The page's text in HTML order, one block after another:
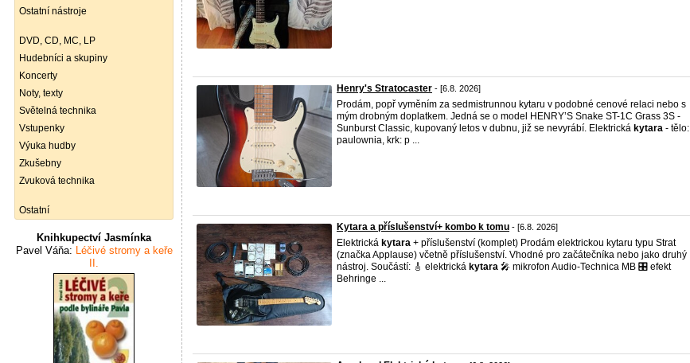
Ostatní nástroje
DVD, CD, MC, LP
Hudebníci a skupiny
Koncerty
Noty, texty
Světelná technika
Vstupenky
Výuka hudby
Zkušebny
Zvuková technika
Ostatní
Knihkupectví Jasmínka
Pavel Váňa: Léčivé stromy a keře
II.
Henry's Stratocaster - [6.8. 2026]
Prodám, popř vyměním za sedmistrunnou kytaru v podobné cenové relaci nebo s
mým drobným doplatkem. Jedná se o model HENRY’S Snake ST-1C Grass 3S -
Sunburst Classic, kupovaný letos v dubnu, již se nevyrábí. Elektrická kytara - tělo:
paulownia, krk: p ...
Kytara a příslušenství+ kombo k tomu - [6.8. 2026]
Elektrická kytara + příslušenství (komplet) Prodám elektrickou kytaru typu Strat
(značka Applause) včetně příslušenství. Vhodné pro začátečníka nebo jako druhý
nástroj. Součástí: 🎸 elektrická kytara 🎤 mikrofon Audio-Technica MB 🎛️ efekt
Behringe ...